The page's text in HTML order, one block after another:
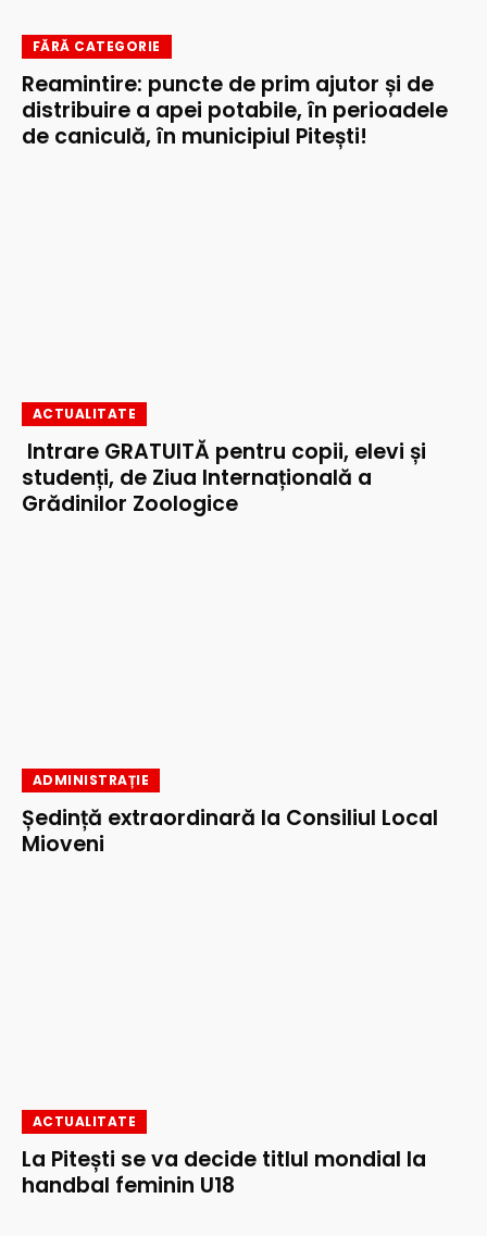
FĂRĂ CATEGORIE
Reamintire: puncte de prim ajutor și de
distribuire a apei potabile, în perioadele
de caniculă, în municipiul Pitești!
ACTUALITATE
Intrare GRATUITĂ pentru copii, elevi și
studenți, de Ziua Internațională a
Grădinilor Zoologice
ADMINISTRAȚIE
Ședință extraordinară la Consiliul Local
Mioveni
ACTUALITATE
La Pitești se va decide titlul mondial la
handbal feminin U18